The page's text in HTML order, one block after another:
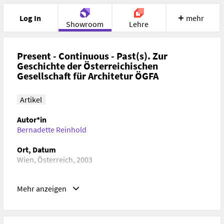
Log In
Showroom Lehre
Portfolio Image Cloud
Meet Recherche
mehr
Present - Continuous - Past(s). Zur
Geschichte der Österreichischen
Gesellschaft für Architetur ÖGFA
Artikel
Autor*in
Bernadette Reinhold
Ort, Datum
Wien, Österreich, 2003
Architekturgeschichte, Kulturgeschichte, Zeitgeschichte
Mehr anzeigen